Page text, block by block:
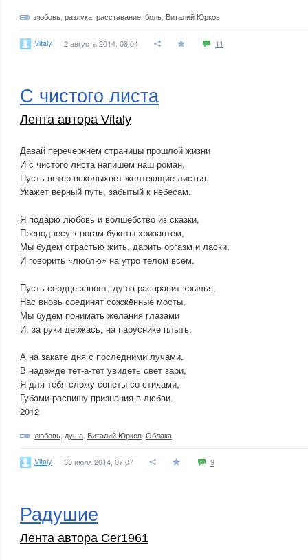
любовь разлука расставание боль Виталий Юрков
Vitaly 2 августа 2014, 08:04 11
С чистого листа
Лента автора Vitaly
Давай перечеркнём страницы прошлой жизни
И с чистого листа напишем наш роман,
Пусть ветер всколыхнет желтеющие листья,
Укажет верный путь, забытый к небесам.
Я подарю любовь и волшебство из сказки,
Преподнесу к ногам букеты хризантем,
Мы будем страстью жить, дарить оргазм и ласки,
И говорить «люблю» на утро телом всем.
Пусть сердце запоет, душа расправит крылья,
Нас вновь соединят сожжённые мосты,
Мы будем понимать желания глазами
И, за руки держась, на паруснике плыть.
А на закате дня с последними лучами,
В надежде тет-а-тет увидеть свет зари,
Я для тебя сложу сонеты со стихами,
Губами распишу признания в любви.
2012
любовь душа Виталий Юрков Облака
Vitaly 30 июля 2014, 07:07 9
Радушие
Лента автора Cer1961